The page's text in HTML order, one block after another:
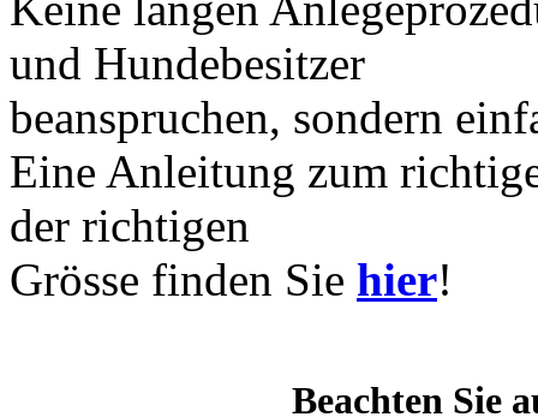
und Hundebesitzer
beanspruchen, sondern
Eine Anleitung zum
der richtigen
Grösse finden Sie hier!
Beachten Sie